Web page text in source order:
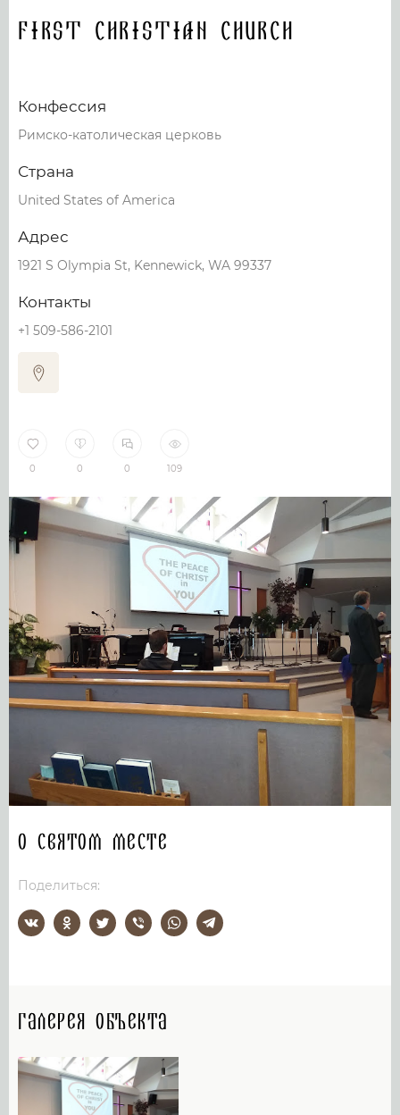
First Christian Church
Конфессия
Римско-католическая церковь
Страна
United States of America
Адрес
1921 S Olympia St, Kennewick, WA 99337
Контакты
+1 509-586-2101
0 0 0 109
О святом месте
Поделиться:
Галерея объекта